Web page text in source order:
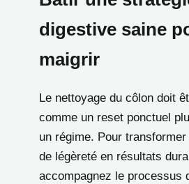
digestive saine
maigrir
Le nettoyage du côlon doit
comme un reset ponctuel
un régime. Pour
de légèreté en résultats
accompagnez le processus